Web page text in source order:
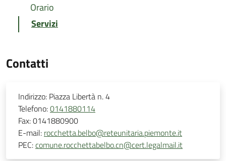
Orario
Servizi
Contatti
Indirizzo: Piazza Libertà n. 4
Telefono:0141880114
Fax:0141880900
E-mail: rocchetta.belbo@reteunitaria.piemonte.it
PEC:comune.rocchettabelbo.cn@cert.legalmail.it